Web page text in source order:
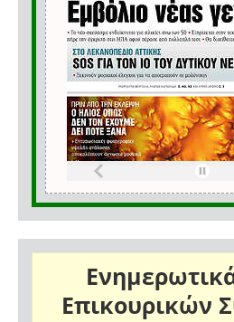
Επικουρικών